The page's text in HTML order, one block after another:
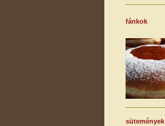
fánkok
sütemények